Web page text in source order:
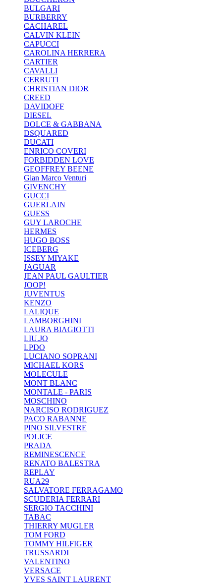
BULGARI
BURBERRY
CACHAREL
CALVIN KLEIN
CAPUCCI
CAROLINA HERRERA
CARTIER
CAVALLI
CERRUTI
CHRISTIAN DIOR
CREED
DAVIDOFF
DIESEL
DOLCE & GABBANA
DSQUARED
DUCATI
ENRICO COVERI
FORBIDDEN LOVE
GEOFFREY BEENE
Gian Marco Venturi
GIVENCHY
GUCCI
GUERLAIN
GUESS
GUY LAROCHE
HERMES
HUGO BOSS
ICEBERG
ISSEY MIYAKE
JAGUAR
JEAN PAUL GAULTIER
JOOP!
JUVENTUS
KENZO
LALIQUE
LAMBORGHINI
LAURA BIAGIOTTI
LIU.JO
LPDO
LUCIANO SOPRANI
MICHAEL KORS
MOLECULE
MONT BLANC
MONTALE - PARIS
MOSCHINO
NARCISO RODRIGUEZ
PACO RABANNE
PINO SILVESTRE
POLICE
PRADA
REMINESCENCE
RENATO BALESTRA
REPLAY
RUA29
SALVATORE FERRAGAMO
SCUDERIA FERRARI
SERGIO TACCHINI
TABAC
THIERRY MUGLER
TOM FORD
TOMMY HILFIGER
TRUSSARDI
VALENTINO
VERSACE
YVES SAINT LAURENT